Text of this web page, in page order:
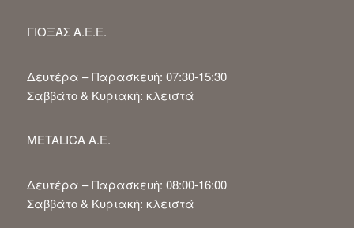
ΓΙΟΞΑΣ Α.Ε.Ε.
Δευτέρα – Παρασκευή: 07:30-15:30
Σαββάτο & Κυριακή: κλειστά
METALICA A.E.
Δευτέρα – Παρασκευή: 08:00-16:00
Σαββάτο & Κυριακή: κλειστά